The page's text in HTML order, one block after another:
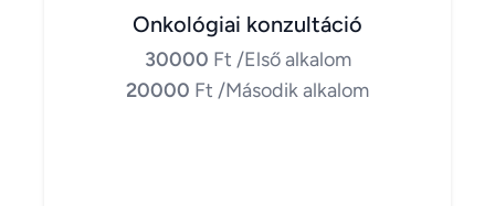
Onkológiai konzultáció
30000 Ft /Első alkalom
20000 Ft /Második alkalom